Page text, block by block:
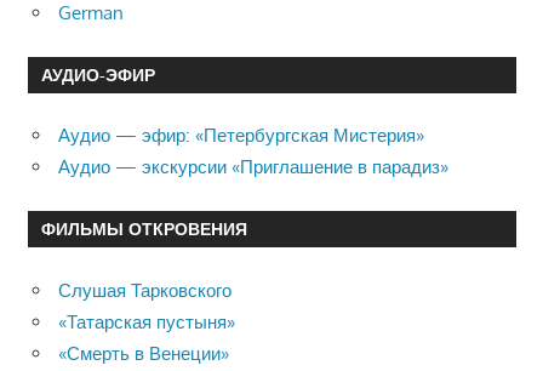
German
АУДИО-ЭФИР
Аудио — эфир: «Петербургская Мистерия»
Аудио — экскурсии «Приглашение в парадиз»
ФИЛЬМЫ ОТКРОВЕНИЯ
Слушая Тарковского
«Татарская пустыня»
«Смерть в Венеции»